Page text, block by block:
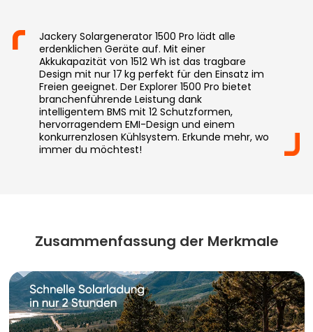
Jackery Solargenerator 1500 Pro lädt alle
erdenklichen Geräte auf. Mit einer
Akkukapazität von 1512 Wh ist das tragbare
Design mit nur 17 kg perfekt für den Einsatz im
Freien geeignet. Der Explorer 1500 Pro bietet
branchenführende Leistung dank
intelligentem BMS mit 12 Schutzformen,
hervorragendem EMI-Design und einem
konkurrenzlosen Kühlsystem. Erkunde mehr, wo
immer du möchtest!
Zusammenfassung der Merkmale